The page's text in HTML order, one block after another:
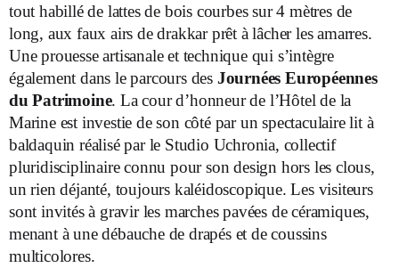
tout habillé de lattes de bois courbes sur 4 mètres de
long, aux faux airs de drakkar prêt à lâcher les amarres.
Une prouesse artisanale et technique qui s’intègre
également dans le parcours des Journées Européennes
du Patrimoine. La cour d’honneur de l’Hôtel de la
Marine est investie de son côté par un spectaculaire lit à
baldaquin réalisé par le Studio Uchronia, collectif
pluridisciplinaire connu pour son design hors les clous,
un rien déjanté, toujours kaléidoscopique. Les visiteurs
sont invités à gravir les marches pavées de céramiques,
menant à une débauche de drapés et de coussins
multicolores.